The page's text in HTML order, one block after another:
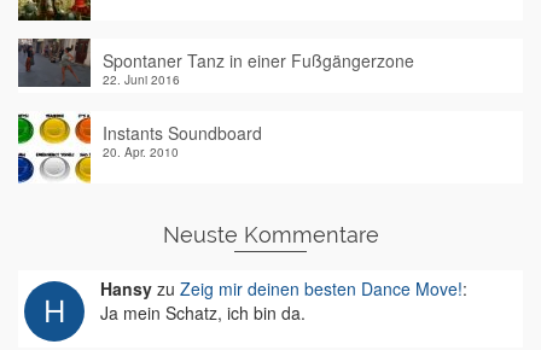
Spontaner Tanz in einer Fußgängerzone
22. Juni 2016
Instants Soundboard
20. Apr. 2010
Neuste Kommentare
Hansy zu Zeig mir deinen besten Dance Move!:
Ja mein Schatz, ich bin da.